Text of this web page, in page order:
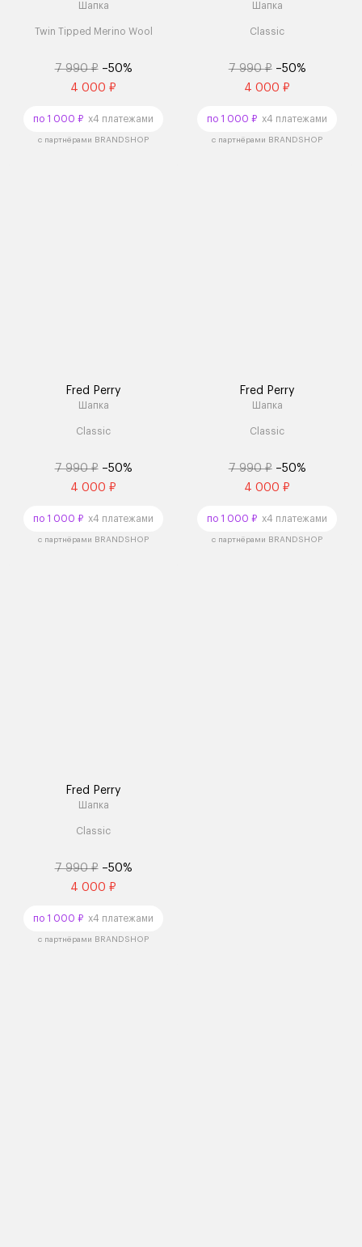
Шапка
Twin Tipped Merino Wool
7 990 ₽ –50%
4 000 ₽
по 1 000 ₽ x4 платежами
с партнёрами BRANDSHOP
Шапка
Classic
7 990 ₽ –50%
4 000 ₽
по 1 000 ₽ x4 платежами
с партнёрами BRANDSHOP
Fred Perry
Шапка
Classic
7 990 ₽ –50%
4 000 ₽
по 1 000 ₽ x4 платежами
с партнёрами BRANDSHOP
Fred Perry
Шапка
Classic
7 990 ₽ –50%
4 000 ₽
по 1 000 ₽ x4 платежами
с партнёрами BRANDSHOP
Fred Perry
Шапка
Classic
7 990 ₽ –50%
4 000 ₽
по 1 000 ₽ x4 платежами
с партнёрами BRANDSHOP